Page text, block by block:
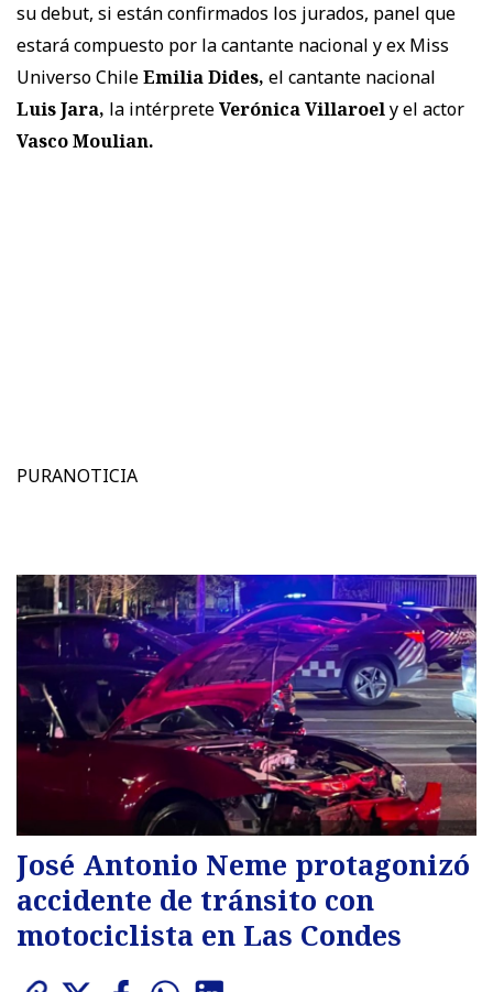
su debut, si están confirmados los jurados, panel que
estará compuesto por la cantante nacional y ex Miss
Universo ChileEmilia Dides, el cantante nacional
Luis Jara, la intérpreteVerónica Villaroely el actor
Vasco Moulian.
PURANOTICIA
José Antonio Neme protagonizó
accidente de tránsito con
motociclista en Las Condes